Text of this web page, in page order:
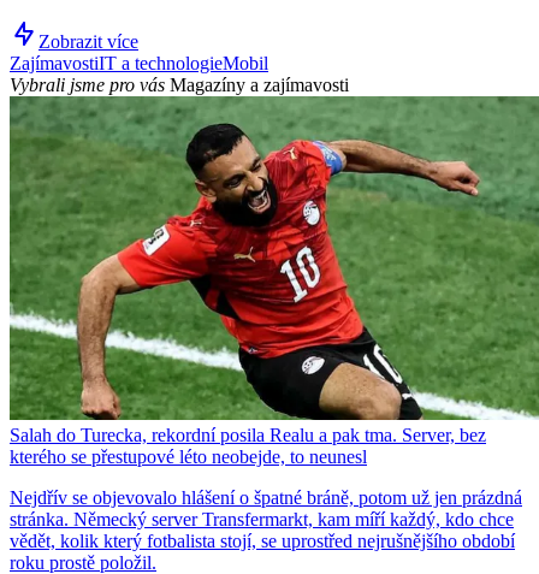
Zobrazit více
ZajímavostiIT a technologieMobil
Vybrali jsme pro vás Magazíny a zajímavosti
Salah do Turecka, rekordní posila Realu a pak tma. Server, bez
kterého se přestupové léto neobejde, to neunesl
Nejdřív se objevovalo hlášení o špatné bráně, potom už jen prázdná
stránka. Německý server Transfermarkt, kam míří každý, kdo chce
vědět, kolik který fotbalista stojí, se uprostřed nejrušnějšího období
roku prostě položil.